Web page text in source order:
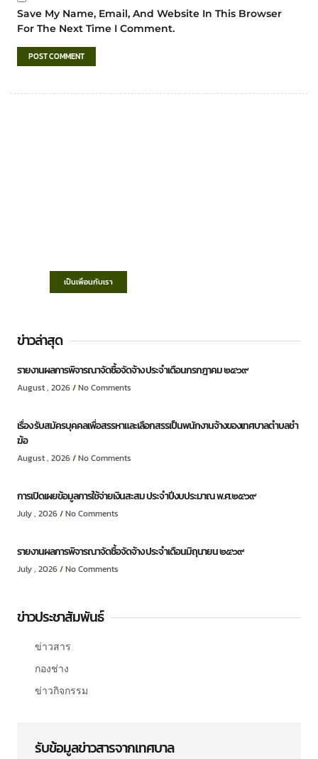
Save My Name, Email, And Website In This Browser
For The Next Time I Comment.
เป็นเพื่อนกับเรา
ข่าวล่าสุด
รายงานผลการพิจารณาจัดซื้อจัดจ้าง ประจำเดือนกรกฎาคม ๒๕๖๙
August , 2026 No Comments
เรื่อง รับสมัครบุคคลเพื่อสรรหาและเลือกสรรเป็นพนักงานจ้างของเทศบาลตำบลชำ
ฆ้อ
August , 2026 No Comments
การเปิดเผยข้อมูลการใช้จ่ายเงินสะสม ประจำปีงบประมาณ พ.ศ.๒๕๖๙
July , 2026 No Comments
รายงานผลการพิจารณาจัดซื้อจัดจ้าง ประจำเดือนมิถุนายน ๒๕๖๙
July , 2026 No Comments
ข่าวประชาสัมพันธ์
ข่าวสาร
กองช่าง
ข่าวกิจกรรม
รับข้อมูลข่าวสารจากเทศบาล